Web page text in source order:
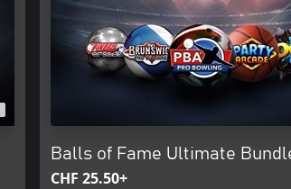
Balls of Fame Ultimate
CHF 25.50+